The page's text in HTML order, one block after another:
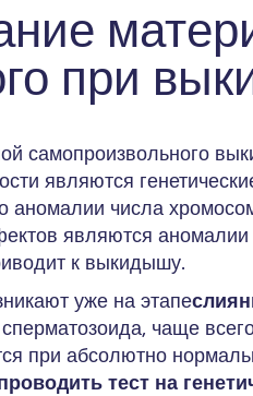
при
самопроизвольного
являются
аномалии числа
являются аномалии
к выкидышу.
уже на этапе
чаще
при абсолютно
тест на